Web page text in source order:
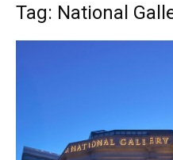
Tag: National